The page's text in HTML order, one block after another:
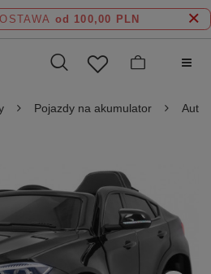
od 100,00 PLN
Pojazdy na akumulator Auta